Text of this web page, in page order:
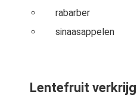
rabarber
sinaasappelen
Lentefruit